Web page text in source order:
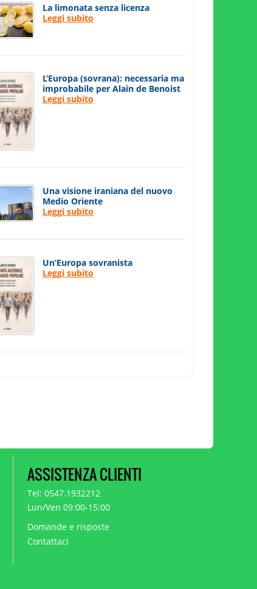
La limonata senza licenza
Leggi subito
L’Europa (sovrana): necessaria ma
improbabile per Alain de Benoist
Leggi subito
Una visione iraniana del nuovo
Medio Oriente
Leggi subito
Un’Europa sovranista
Leggi subito
ASSISTENZA CLIENTI
Tel: 0547.1932212
Lun/Ven 09:00-15:00
Domande e risposte
Contattaci